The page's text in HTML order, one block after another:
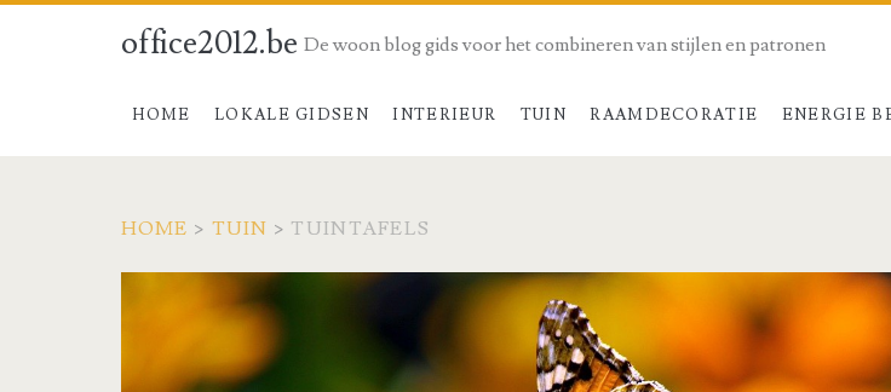
office2012.be De woon blog gids voor het combineren van stijlen en patronen
HOME LOKALE GIDSEN INTERIEUR TUIN RAAMDECORATIE ENERGIE
HOME > TUIN > TUINTAFELS